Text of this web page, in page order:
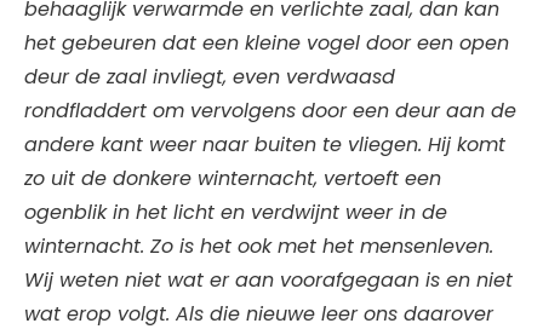
behaaglijk verwarmde en verlichte zaal, dan kan
het gebeuren dat een kleine vogel door een open
deur de zaal invliegt, even verdwaasd
rondfladdert om vervolgens door een deur aan de
andere kant weer naar buiten te vliegen. Hij komt
zo uit de donkere winternacht, vertoeft een
ogenblik in het licht en verdwijnt weer in de
winternacht. Zo is het ook met het mensenleven.
Wij weten niet wat er aan voorafgegaan is en niet
wat erop volgt. Als die nieuwe leer ons daarover